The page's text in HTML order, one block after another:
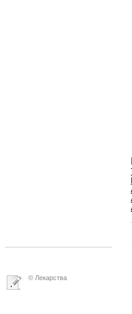
© Лекарства